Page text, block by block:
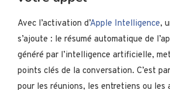
Avec l’activation d’Apple Intelligence,
s’ajoute : le résumé automatique de
généré par l’intelligence artificielle,
points clés de la conversation. C’est
pour les réunions, les entretiens ou les